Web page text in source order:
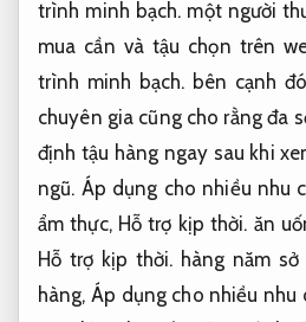
trình minh bạch. một người
mua cần và tậu chọn trên
trình minh bạch. bên cạnh
chuyên gia cũng cho rằng đa
định tậu hàng ngay sau khi
ngũ. Áp dụng cho nhiều nhu
ẩm thực, Hỗ trợ kịp thời. ăn
Hỗ trợ kịp thời. hàng năm
hàng, Áp dụng cho nhiều nhu